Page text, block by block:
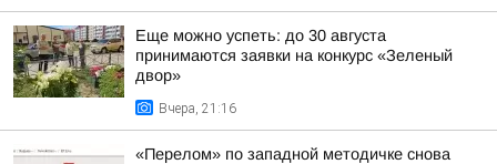
Еще можно успеть: до 30 августа
принимаются заявки на конкурс «Зеленый
двор»
Вчера, 21:16
«Перелом» по западной методичке снова